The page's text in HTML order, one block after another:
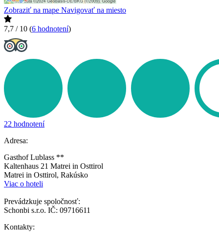
Zobraziť na mape Navigovať na miesto
7,7 / 10 (6 hodnotení)
22 hodnotení
Adresa:
Gasthof Lublass **
Kaltenhaus 21 Matrei in Osttirol
Matrei in Osttirol, Rakúsko
Viac o hoteli
Prevádzkuje spoločnosť:
Schonbi s.r.o. IČ: 09716611
Kontakty: